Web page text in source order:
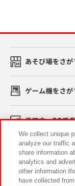
あそび場をさが
ゲーム機をさが
スマホ・PCで
イベント・キャ
We collect unique
analyze our traffic
share information
analytics and
other information
have collected